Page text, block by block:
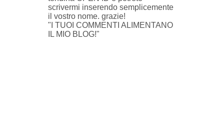
scrivermi inserendo semplicemente
il vostro nome. grazie!
"I TUOI COMMENTI ALIMENTANO
IL MIO BLOG!"